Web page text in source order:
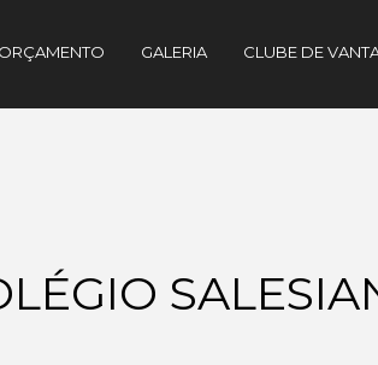
ORÇAMENTO GALERIA CLUBE DE